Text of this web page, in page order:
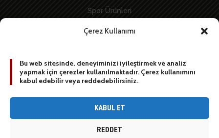
Çerez Kullanımı
Bu web sitesinde, deneyiminizi iyileştirmek ve analiz
yapmak için çerezler kullanılmaktadır. Çerez kullanımını
kabul edebilir veya reddedebilirsiniz.
KABUL ET
REDDET
Spor Ürünleri
İnşaat Ürünleri
BİZE YAZIN
[contact-form-7 id=”1887″ title=”Sidebar contact form”]